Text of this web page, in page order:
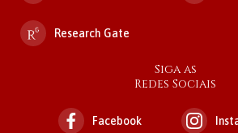
Research Gate
Siga as
Redes Sociais
Facebook